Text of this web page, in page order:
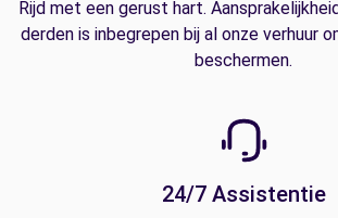
Rijd met een gerust hart.
derden is inbegrepen bij al onze verhuur
beschermen.
24/7 Assistentie